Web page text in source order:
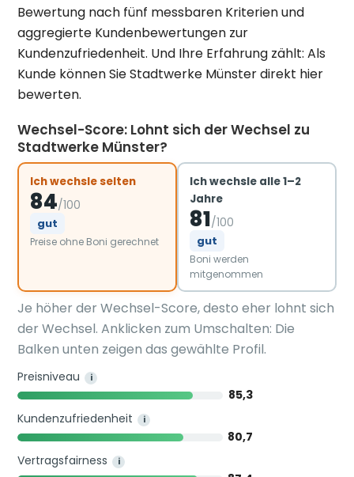
Bewertung nach fünf messbaren Kriterien und
aggregierte Kundenbewertungen zur
Kundenzufriedenheit. Und Ihre Erfahrung zählt: Als
Kunde können Sie Stadtwerke Münster direkt hier
bewerten.
Wechsel-Score: Lohnt sich der Wechsel zu
Stadtwerke Münster?
Ich wechsle selten
84/100
gut
Preise ohne Boni gerechnet
Ich wechsle alle 1–2
Jahre
81/100
gut
Boni werden
mitgenommen
Je höher der Wechsel-Score, desto eher lohnt sich
der Wechsel. Anklicken zum Umschalten: Die
Balken unten zeigen das gewählte Profil.
Preisniveau i
85,3
Kundenzufriedenheit
i
80,7
Vertragsfairness
i